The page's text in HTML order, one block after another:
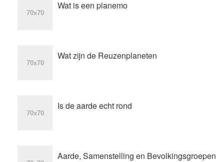
Wat is een planemo
Wat zijn de Reuzenplaneten
Is de aarde echt rond
Aarde, Samenstelling en Bevolkingsgroepen